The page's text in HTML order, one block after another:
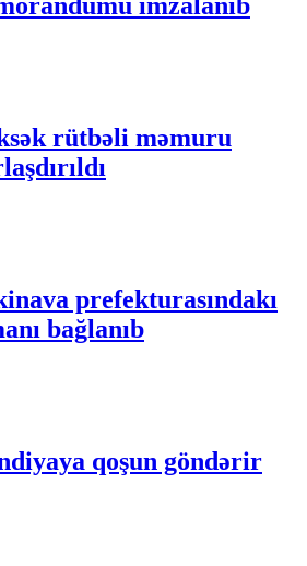
imzalanıb
rütbəli məmuru
prefekturasındakı
bağlanıb
qoşun göndərir